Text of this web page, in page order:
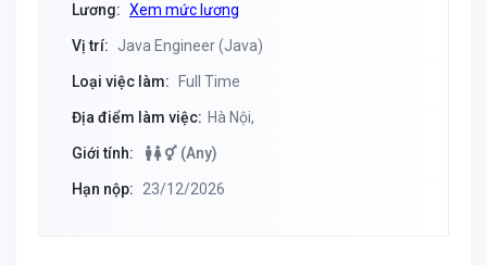
Lương: Xem mức lương
Vị trí: Java Engineer (Java)
Loại việc làm: Full Time
Địa điểm làm việc: Hà Nội,
Giới tính: (Any)
Hạn nộp: 23/12/2026